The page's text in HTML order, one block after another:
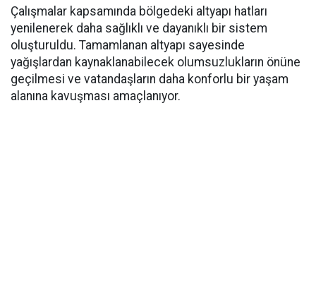
Çalışmalar kapsamında bölgedeki altyapı hatları
yenilenerek daha sağlıklı ve dayanıklı bir sistem
oluşturuldu. Tamamlanan altyapı sayesinde
yağışlardan kaynaklanabilecek olumsuzlukların önüne
geçilmesi ve vatandaşların daha konforlu bir yaşam
alanına kavuşması amaçlanıyor.